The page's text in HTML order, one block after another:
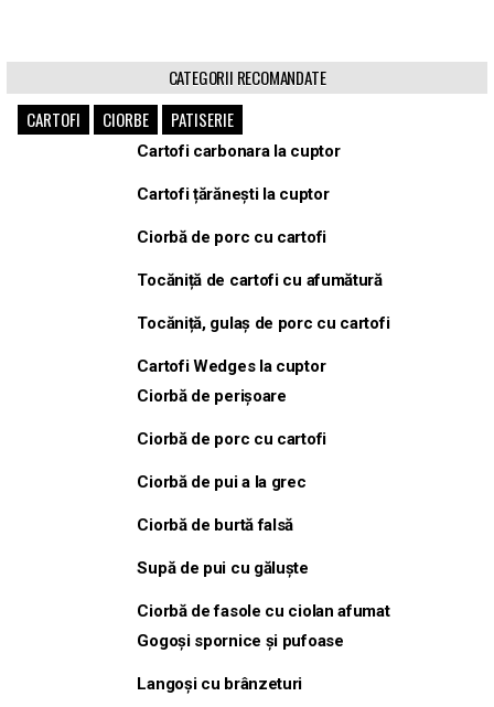
CATEGORII RECOMANDATE
CARTOFI
CIORBE PATISERIE
Cartofi carbonara la cuptor
Cartofi țărănești la cuptor
Ciorbă de porc cu cartofi
Tocăniță de cartofi cu afumătură
Tocăniță, gulaș de porc cu cartofi
Cartofi Wedges la cuptor
Ciorbă de perișoare
Ciorbă de porc cu cartofi
Ciorbă de pui a la grec
Ciorbă de burtă falsă
Supă de pui cu găluște
Ciorbă de fasole cu ciolan afumat
Gogoși spornice și pufoase
Langoși cu brânzeturi